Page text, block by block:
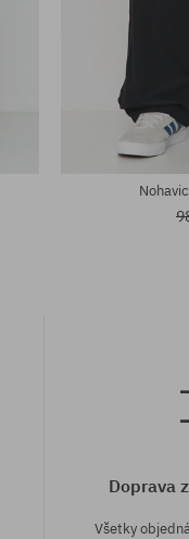
Dostupné veľkosti:
Doprava
Všetky